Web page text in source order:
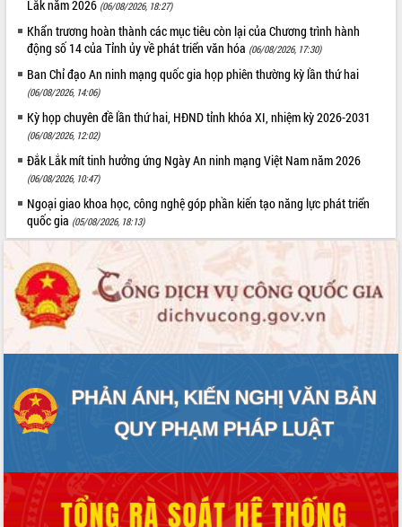
Đắk Lắk thời kỳ 2021-2030, tầm nhìn
đến năm 2050
Phát động chiến dịch 30 ngày đêm
giải phóng mặt bằng Tuyến đường bộ
ven biển
Đắk Lắk nỗ lực thúc đẩy tăng trưởng
kinh tế từ 10% trở lên trong Quý
II/2026
Đắk Lắk ký kết thỏa thuận hợp tác về
chuyển đổi số giai đoạn 2026 – 2030
với Tập đoàn Bưu chính Viễn thông
Việt Nam
Thứ trưởng Bộ Y tế làm việc với tỉnh
Đắk Lắk về phát triển nhân lực y tế
cho trạm y tế cấp xã
Du lịch Đắk Lắk nâng tầm trải nghiệm
du khách thông qua Hệ thống cơ sở dữ
liệu và Bản đồ số
Đoàn đại biểu Quốc hội tỉnh Đắk Lắk
trao đổi thông tin trước Kỳ họp thứ
nhất, Quốc hội khóa XVI
thông nguồn lực phát triển
Nâng cao hiệu lực, hiệu quả HĐND
tỉnh thông qua hiện đại hóa hành chính
Lắk năm 2026 (06/08/2026, 18:27)
Khẩn trương hoàn thành các mục tiêu còn lại của Chương trình hành
động số 14 của Tỉnh ủy về phát triển văn hóa (06/08/2026, 17:30)
Ban Chỉ đạo An ninh mạng quốc gia họp phiên thường kỳ lần thứ hai
(06/08/2026, 14:06)
Kỳ họp chuyên đề lần thứ hai, HĐND tỉnh khóa XI, nhiệm kỳ 2026-2031
(06/08/2026, 12:02)
Đắk Lắk mít tinh hưởng ứng Ngày An ninh mạng Việt Nam năm 2026
(06/08/2026, 10:47)
Ngoại giao khoa học, công nghệ góp phần kiến tạo năng lực phát triển
quốc gia (05/08/2026, 18:13)